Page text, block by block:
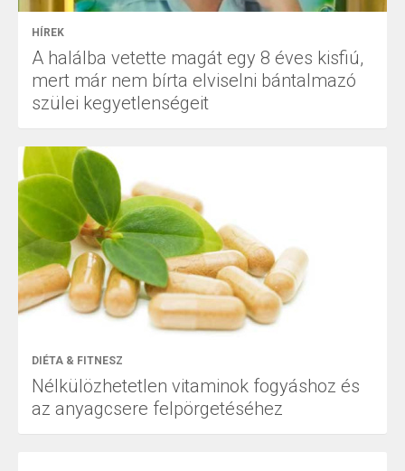
HÍREK
A halálba vetette magát egy 8 éves kisfiú,
mert már nem bírta elviselni bántalmazó
szülei kegyetlenségeit
DIÉTA & FITNESZ
Nélkülözhetetlen vitaminok fogyáshoz és
az anyagcsere felpörgetéséhez